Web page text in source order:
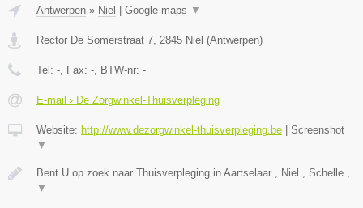
Antwerpen » Niel Google maps ▼
Rector De Somerstraat 7 2845 Niel (Antwerpen)
Tel: - , Fax: - , BTW-nr: -
E-mail › De Zorgwinkel-Thuisverpleging
Website: http://www.dezorgwinkel-thuisverpleging.be
Screenshot
▼
Bent U op zoek naar Thuisverpleging in Aartselaar , Niel , Schelle ,
▼